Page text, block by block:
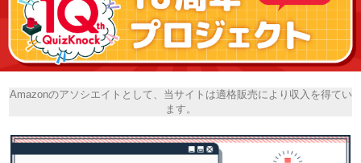
Amazonのアソシエイトとして、当サイトは適格販売により収入を得てい
ます。